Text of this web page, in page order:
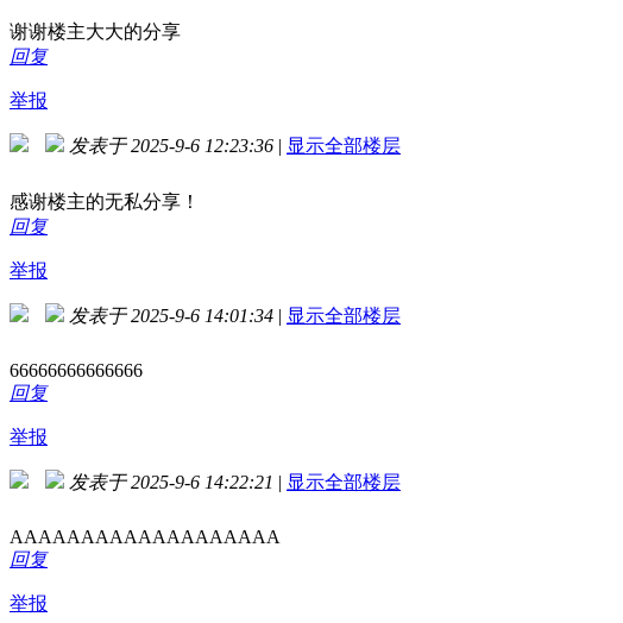
谢谢楼主大大的分享
回复
举报
发表于 2025-9-6 12:23:36 | 显示全部楼层
感谢楼主的无私分享！
回复
举报
发表于 2025-9-6 14:01:34 | 显示全部楼层
66666666666666
回复
举报
发表于 2025-9-6 14:22:21 | 显示全部楼层
AAAAAAAAAAAAAAAAAAA
回复
举报